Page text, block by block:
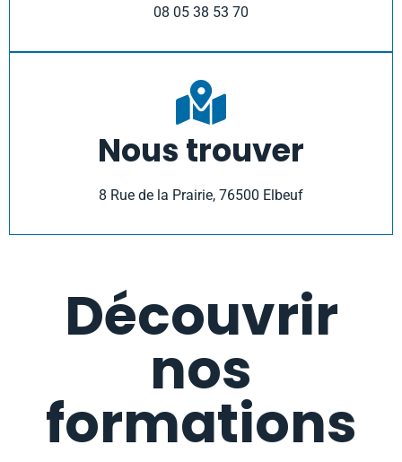
08 05 38 53 70
Nous trouver
8 Rue de la Prairie, 76500 Elbeuf
Découvrir
nos
formations